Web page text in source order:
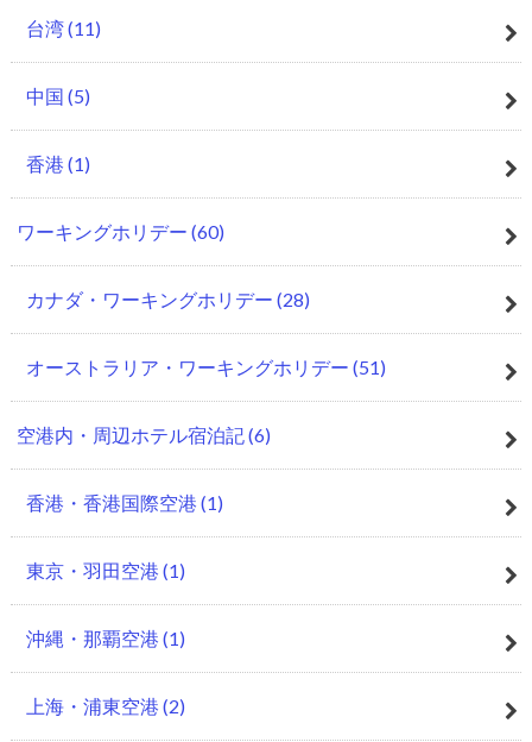
台湾(11)
中国 (5)
香港 (1)
ワーキングホリデー (60)
カナダ・ワーキングホリデー (28)
オーストラリア・ワーキングホリデー (51)
空港内・周辺ホテル宿泊記(6)
香港・香港国際空港 (1)
東京・羽田空港 (1)
沖縄・那覇空港 (1)
上海・浦東空港 (2)